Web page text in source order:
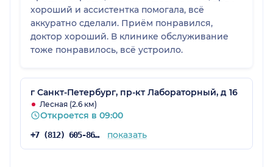
хороший и ассистентка помогала, всё
аккуратно сделали. Приём понравился,
доктор хороший. В клинике обслуживание
тоже понравилось, всё устроило.
г Санкт-Петербург, пр-кт Лабораторный, д 16
Лесная (2.6 км)
Откроется в 09:00
+7 (812) 605-86-34 показать